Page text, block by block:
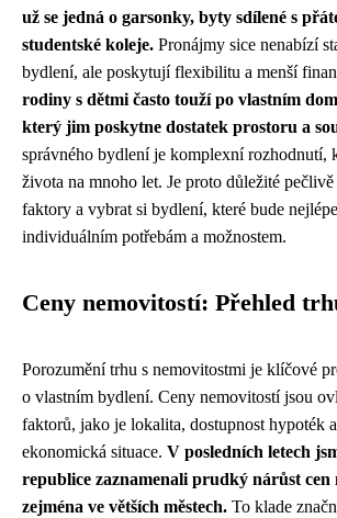
už se jedná o garsonky, byty sdílené s
studentské koleje. Pronájmy sice nenabízí
bydlení, ale poskytují flexibilitu a menší
rodiny s dětmi často touží po vlastním
který jim poskytne dostatek prostoru a
správného bydlení je komplexní rozhodnutí,
života na mnoho let. Je proto důležité
faktory a vybrat si bydlení, které bude
individuálním potřebám a možnostem.
Ceny nemovitostí: Přehled
Porozumění trhu s nemovitostmi je klíčové
o vlastním bydlení. Ceny nemovitostí jsou
faktorů, jako je lokalita, dostupnost hypoték
ekonomická situace. V posledních letech
republice zaznamenali prudký nárůst cen
zejména ve větších městech. To klade